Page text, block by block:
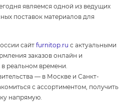
являемся одной из ведущих
поставок материалов для
сайт furnitop.ru с актуальными
заказов онлайн и
реальном времени.
— в Москве и Санкт-
с ассортиментом, получить
напрямую.